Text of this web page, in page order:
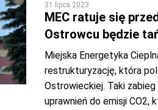
31 lipca 2023
MEC ratuje się
Ostrowcu będzie
Miejska Energetyka
restrukturyzację, która
Ostrowieckiej. Taki
uprawnień do emisji